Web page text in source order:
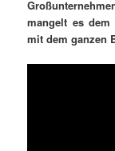
mangelt es
mit dem ganzen